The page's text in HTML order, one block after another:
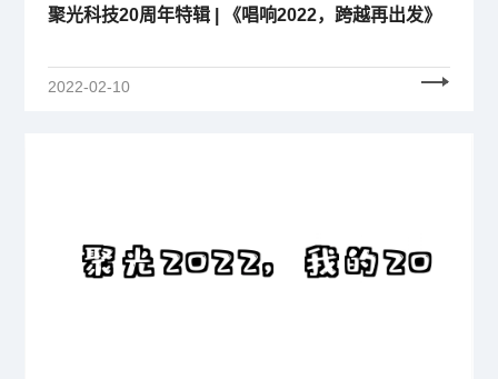
聚光科技20周年特辑 | 《唱响2022，跨越再出发》
2022-02-10